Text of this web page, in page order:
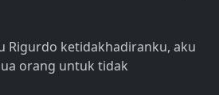
Rigurdo ketidakhadiranku, aku
orang untuk tidak